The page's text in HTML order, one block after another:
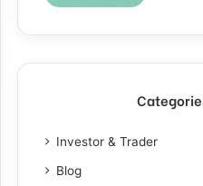
Investor & Trader
Blog